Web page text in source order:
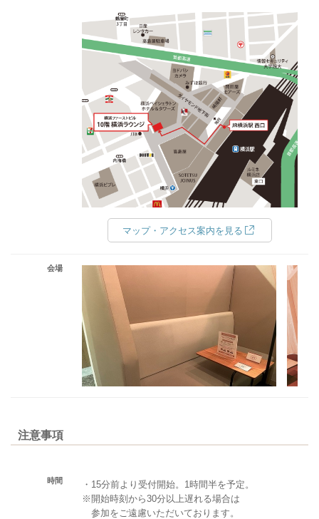
マップ・アクセス案内を見る
会場
注意事項
時間
・15分前より受付開始。1時間半を予定。
※開始時刻から30分以上遅れる場合は
参加をご遠慮いただいております。